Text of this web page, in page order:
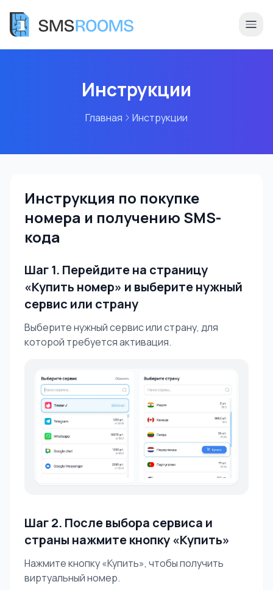
Инструкции
Главная Инструкции
Инструкция по покупке
номера и получению SMS-
кода
Шаг 1. Перейдите на страницу
«Купить номер» и выберите нужный
сервис или страну
Выберите нужный сервис или страну, для
которой требуется активация.
Шаг 2. После выбора сервиса и
страны нажмите кнопку «Купить»
Нажмите кнопку «Купить», чтобы получить
виртуальный номер.